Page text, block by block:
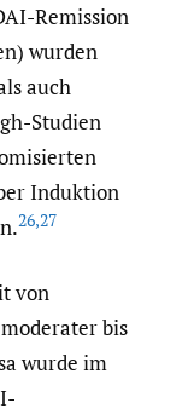
Remission
wurden
auch
Studien
Induktion
26,27
von
bis
wurde im